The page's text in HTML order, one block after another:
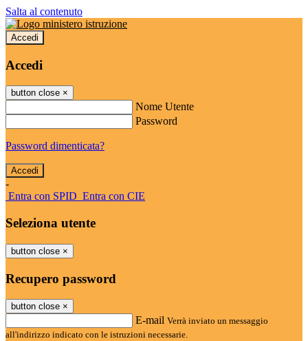
Salta al contenuto
Accedi
Accedi
button close ×
Nome Utente
Password
Password dimenticata?
-
Entra con SPID Entra con CIE
Seleziona utente
button close ×
Recupero password
button close ×
E-mail Verrà inviato un messaggio
all'indirizzo indicato con le istruzioni necessarie.